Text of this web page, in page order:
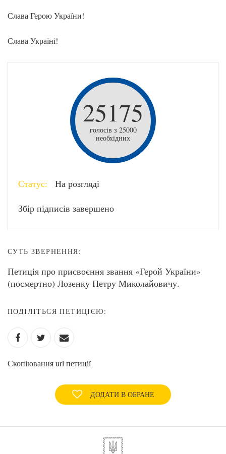
Слава Герою України!
Слава Україні!
25175
голосів з 25000
необхідних
Статус: На розгляді
Збір підписів завершено
СУТЬ ЗВЕРНЕННЯ:
Петиція про присвоєння звання «Герой України»
(посмертно) Лозенку Петру Миколайовичу.
ПОДІЛІТЬСЯ ПЕТИЦІЄЮ:
Скопіювання url петиції
ДОДАТИ В ОБРАНЕ